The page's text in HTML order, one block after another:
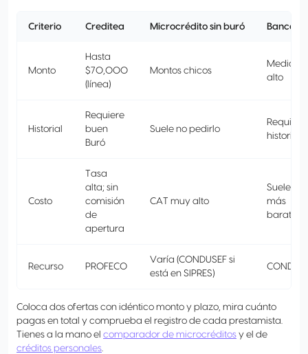
Criterio Creditea Microcrédito sin buró Banca
Monto
Hasta
$70,000
(línea)
Montos chicos
Medio a
alto
Historial
Requiere
buen
Buró
Suele no pedirlo
Requiere
historial
Costo
Tasa
alta; sin
comisión
de
apertura
CAT muy alto
Suele ser
más
barato
Recurso PROFECO
Varía (CONDUSEF si
está en SIPRES)
Coloca dos ofertas con idéntico monto y plazo, mira cuánto
pagas en total y comprueba el registro de cada prestamista.
Tienes a la mano el comparador de microcréditos y el de
créditos personales.